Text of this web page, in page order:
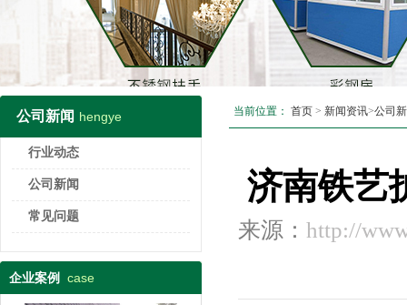
公司新闻 hengye
行业动态
公司新闻
常见问题
企业案例 case
当前位置： 首页 > 新闻资讯>公司
济南铁艺
来源：http://